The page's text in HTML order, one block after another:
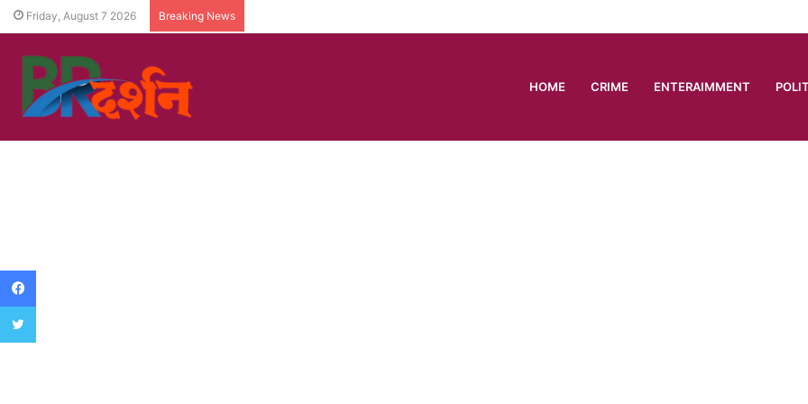
Friday, August 7 2026 Breaking News
HOME CRIME ENTERAIMMENT